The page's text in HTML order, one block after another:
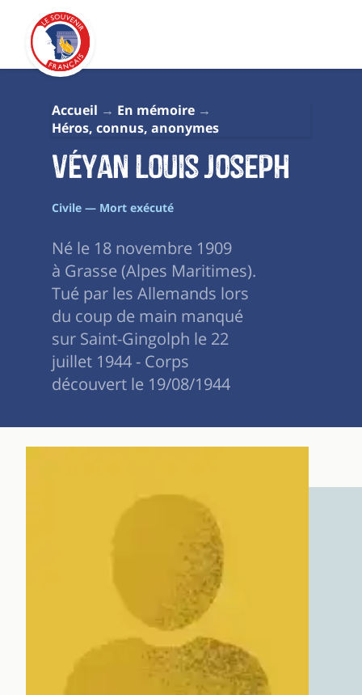
Accueil
En mémoire
Héros, connus, anonymes
Véyan Louis Joseph
Civile — Mort exécuté
Né le 18 novembre 1909
à Grasse (Alpes Maritimes).
Tué par les Allemands lors
du coup de main manqué
sur Saint-Gingolph le 22
juillet 1944 - Corps
découvert le 19/08/1944